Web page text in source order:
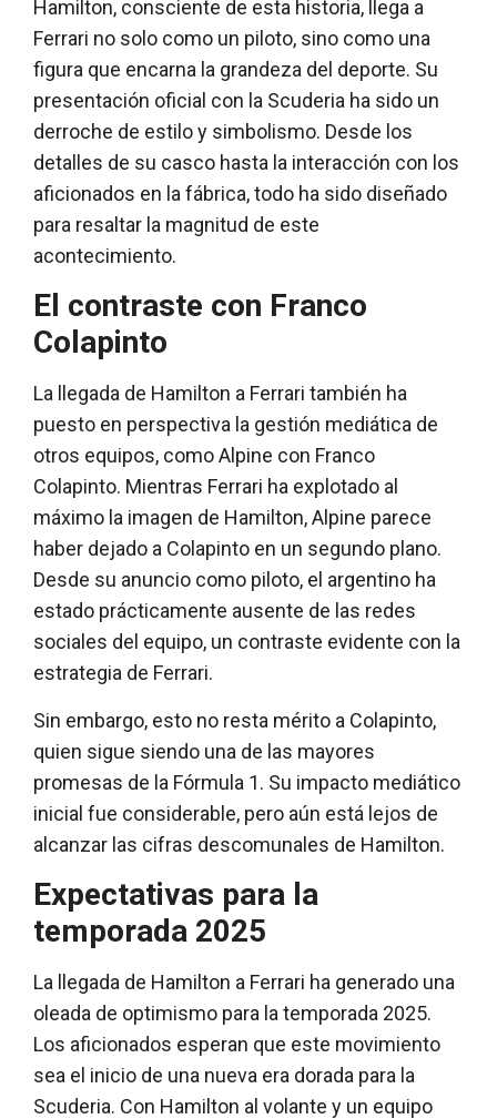
Hamilton, consciente de esta historia, llega a
Ferrari no solo como un piloto, sino como una
figura que encarna la grandeza del deporte. Su
presentación oficial con la Scuderia ha sido un
derroche de estilo y simbolismo. Desde los
detalles de su casco hasta la interacción con los
aficionados en la fábrica, todo ha sido diseñado
para resaltar la magnitud de este
acontecimiento.
El contraste con Franco
Colapinto
La llegada de Hamilton a Ferrari también ha
puesto en perspectiva la gestión mediática de
otros equipos, como Alpine con Franco
Colapinto. Mientras Ferrari ha explotado al
máximo la imagen de Hamilton, Alpine parece
haber dejado a Colapinto en un segundo plano.
Desde su anuncio como piloto, el argentino ha
estado prácticamente ausente de las redes
sociales del equipo, un contraste evidente con la
estrategia de Ferrari.
Sin embargo, esto no resta mérito a Colapinto,
quien sigue siendo una de las mayores
promesas de la Fórmula 1. Su impacto mediático
inicial fue considerable, pero aún está lejos de
alcanzar las cifras descomunales de Hamilton.
Expectativas para la
temporada 2025
La llegada de Hamilton a Ferrari ha generado una
oleada de optimismo para la temporada 2025.
Los aficionados esperan que este movimiento
sea el inicio de una nueva era dorada para la
Scuderia. Con Hamilton al volante y un equipo